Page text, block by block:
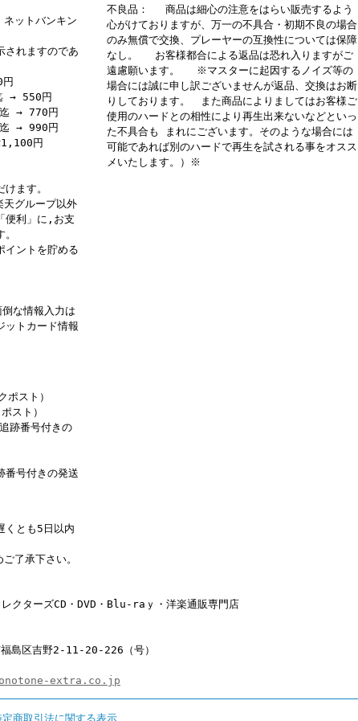
ットバンキン
されますのであ
→ 550円
→ 770円
→ 990円
円
ます。
グループ以外
便利」に,お支
イントを貯める
な情報入力は
ットカード情報
スト）
スト）
跡番号付きの
番号付きの発送
くとも5日以内
了承下さい。
不良品： 商品は細心の注意をはらい販売するよう
心がけておりますが、万一の不具合・初期不良の場合
のみ無償で交換、プレーヤーの互換性については保障
なし。 お客様都合による返品は恐れ入りますがご
遠慮願います。 ※マスターに起因するノイズ等の
場合には誠に申し訳ございませんが返品、交換はお断
りしております。 また商品によりましてはお客様ご
使用のハードとの相性により再生出来ないなどといっ
た不具合も まれにございます。そのような場合には
可能であれば別のハードで再生を試される事をオスス
メいたします。）※
ターズCD・DVD・Blu-raｙ・洋楽通販専門店
島区吉野2-11-20-226（号）
extra.co.jp
定商取引法に関する表示